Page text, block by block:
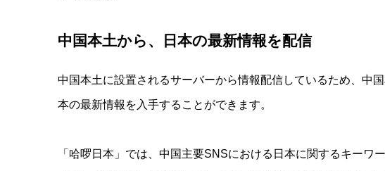
中国本土から、日本の最新情報を配信
中国本土に設置されるサーバーから情報配信しているため、中
本の最新情報を入手することができます。
「哈啰日本」では、中国主要SNSにおける日本に関するキーワ